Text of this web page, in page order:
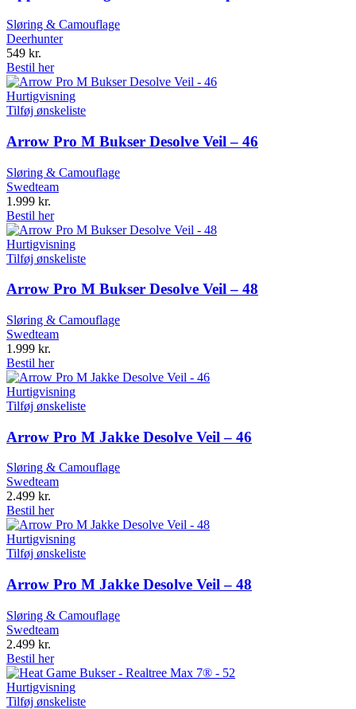
Sløring & Camouflage
Deerhunter
549 kr.
Bestil her
Hurtigvisning
Tilføj ønskeliste
Arrow Pro M Bukser Desolve Veil – 46
Sløring & Camouflage
Swedteam
1.999 kr.
Bestil her
Hurtigvisning
Tilføj ønskeliste
Arrow Pro M Bukser Desolve Veil – 48
Sløring & Camouflage
Swedteam
1.999 kr.
Bestil her
Hurtigvisning
Tilføj ønskeliste
Arrow Pro M Jakke Desolve Veil – 46
Sløring & Camouflage
Swedteam
2.499 kr.
Bestil her
Hurtigvisning
Tilføj ønskeliste
Arrow Pro M Jakke Desolve Veil – 48
Sløring & Camouflage
Swedteam
2.499 kr.
Bestil her
Hurtigvisning
Tilføj ønskeliste